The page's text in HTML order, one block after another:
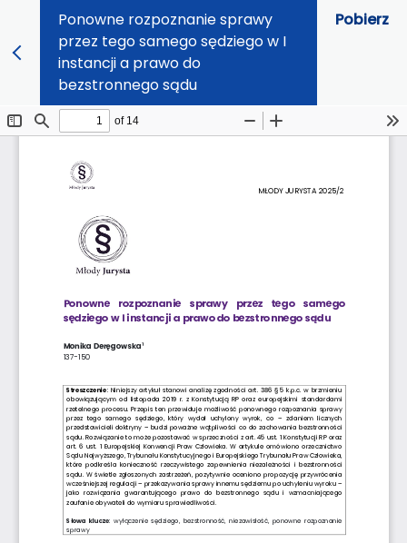
Ponowne rozpoznanie sprawy
przez tego samego sędziego w I
instancji a prawo do
bezstronnego sądu
Pobierz